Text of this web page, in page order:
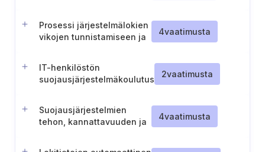
Prosessi järjestelmälokien
vikojen tunnistamiseen ja
4vaatimusta
IT-henkilöstön
suojausjärjestelmäkoulutus
2vaatimusta
Suojausjärjestelmien
tehon, kannattavuuden ja
4vaatimusta